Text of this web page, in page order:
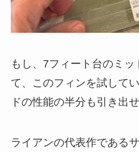
もし、7フィート台のミ
て、このフィンを試して
ドの性能の半分も引き出
ライアンの代表作である